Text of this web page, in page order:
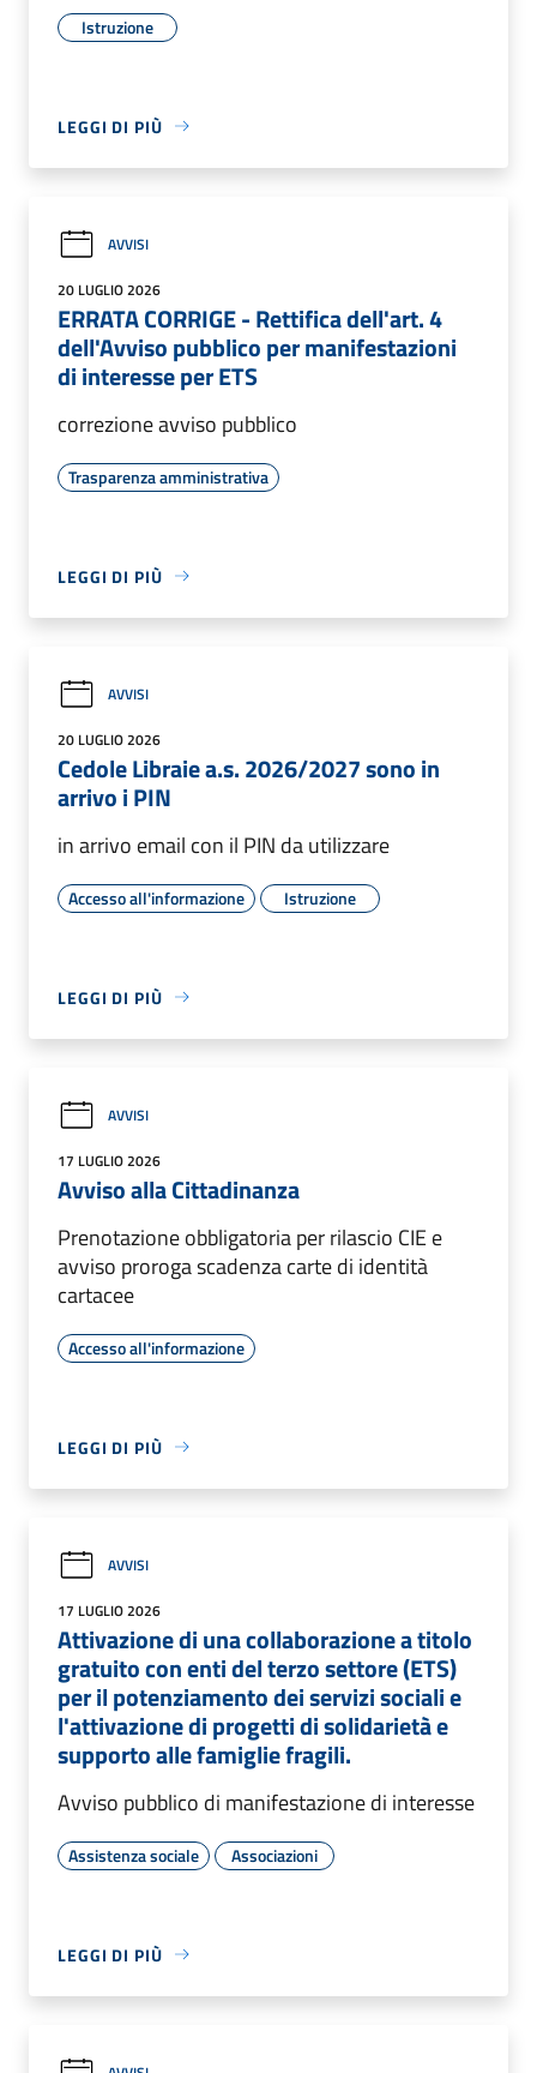
Istruzione
LEGGI DI PIÙ
AVVISI
20 LUGLIO 2026
ERRATA CORRIGE - Rettifica dell'art. 4
dell'Avviso pubblico per manifestazioni
di interesse per ETS
correzione avviso pubblico
Trasparenza amministrativa
LEGGI DI PIÙ
AVVISI
20 LUGLIO 2026
Cedole Libraie a.s. 2026/2027 sono in
arrivo i PIN
in arrivo email con il PIN da utilizzare
Accesso all'informazione Istruzione
LEGGI DI PIÙ
AVVISI
17 LUGLIO 2026
Avviso alla Cittadinanza
Prenotazione obbligatoria per rilascio CIE e
avviso proroga scadenza carte di identità
cartacee
Accesso all'informazione
LEGGI DI PIÙ
AVVISI
17 LUGLIO 2026
Attivazione di una collaborazione a titolo
gratuito con enti del terzo settore (ETS)
per il potenziamento dei servizi sociali e
l'attivazione di progetti di solidarietà e
supporto alle famiglie fragili.
Avviso pubblico di manifestazione di interesse
Assistenza sociale Associazioni
LEGGI DI PIÙ